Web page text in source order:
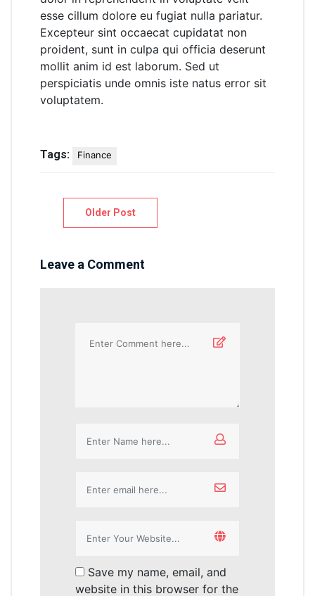
esse cillum dolore eu fugiat nulla pariatur.
Excepteur sint occaecat cupidatat non
proident, sunt in culpa qui officia deserunt
mollit anim id est laborum. Sed ut
perspiciatis unde omnis iste natus error sit
voluptatem.
Tags: Finance
PostOlder Post
Leave a Comment
Save my name, email, and
website in this browser for the